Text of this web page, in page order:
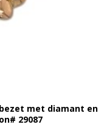
met diamant en
29087